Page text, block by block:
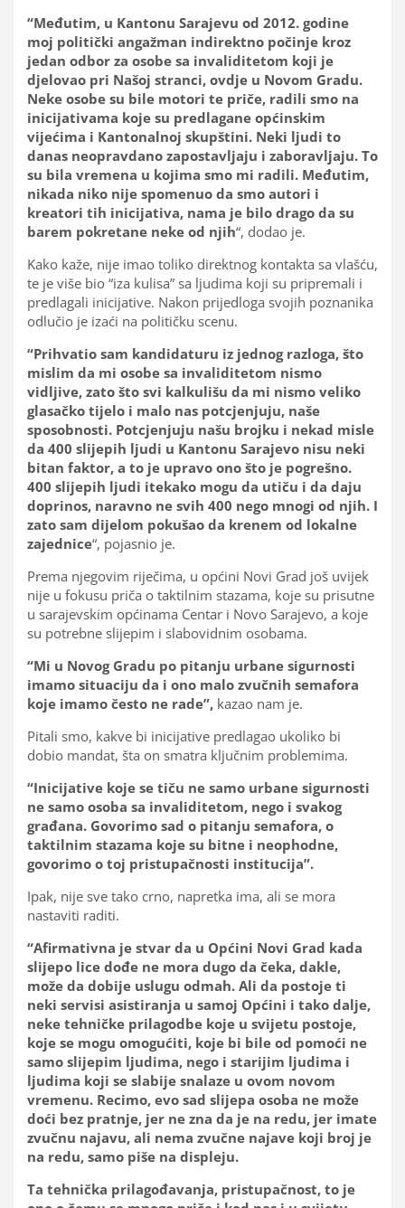
“Međutim, u Kantonu Sarajevu od 2012. godine
moj politički angažman indirektno počinje kroz
jedan odbor za osobe sa invaliditetom koji je
djelovao pri Našoj stranci, ovdje u Novom Gradu.
Neke osobe su bile motori te priče, radili smo na
inicijativama koje su predlagane općinskim
vijećima i Kantonalnoj skupštini. Neki ljudi to
danas neopravdano zapostavljaju i zaboravljaju. To
su bila vremena u kojima smo mi radili. Međutim,
nikada niko nije spomenuo da smo autori i
kreatori tih inicijativa, nama je bilo drago da su
barem pokretane neke od njih“, dodao je.
Kako kaže, nije imao toliko direktnog kontakta sa vlašću,
te je više bio “iza kulisa” sa ljudima koji su pripremali i
predlagali inicijative. Nakon prijedloga svojih poznanika
odlučio je izaći na političku scenu.
“Prihvatio sam kandidaturu iz jednog razloga, što
mislim da mi osobe sa invaliditetom nismo
vidljive, zato što svi kalkulišu da mi nismo veliko
glasačko tijelo i malo nas potcjenjuju, naše
sposobnosti. Potcjenjuju našu brojku i nekad misle
da 400 slijepih ljudi u Kantonu Sarajevo nisu neki
bitan faktor, a to je upravo ono što je pogrešno.
400 slijepih ljudi itekako mogu da utiču i da daju
doprinos, naravno ne svih 400 nego mnogi od njih. I
zato sam dijelom pokušao da krenem od lokalne
zajednice“, pojasnio je.
Prema njegovim riječima, u općini Novi Grad još uvijek
nije u fokusu priča o taktilnim stazama, koje su prisutne
u sarajevskim općinama Centar i Novo Sarajevo, a koje
su potrebne slijepim i slabovidnim osobama.
“Mi u Novog Gradu po pitanju urbane sigurnosti
imamo situaciju da i ono malo zvučnih semafora
koje imamo često ne rade”, kazao nam je.
Pitali smo, kakve bi inicijative predlagao ukoliko bi
dobio mandat, šta on smatra ključnim problemima.
“Inicijative koje se tiču ne samo urbane sigurnosti
ne samo osoba sa invaliditetom, nego i svakog
građana. Govorimo sad o pitanju semafora, o
taktilnim stazama koje su bitne i neophodne,
govorimo o toj pristupačnosti institucija”.
Ipak, nije sve tako crno, napretka ima, ali se mora
nastaviti raditi.
“Afirmativna je stvar da u Općini Novi Grad kada
slijepo lice dođe ne mora dugo da čeka, dakle,
može da dobije uslugu odmah. Ali da postoje ti
neki servisi asistiranja u samoj Općini i tako dalje,
neke tehničke prilagodbe koje u svijetu postoje,
koje se mogu omogućiti, koje bi bile od pomoći ne
samo slijepim ljudima, nego i starijim ljudima i
ljudima koji se slabije snalaze u ovom novom
vremenu. Recimo, evo sad slijepa osoba ne može
doći bez pratnje, jer ne zna da je na redu, jer imate
zvučnu najavu, ali nema zvučne najave koji broj je
na redu, samo piše na displeju.
Ta tehnička prilagođavanja, pristupačnost, to je